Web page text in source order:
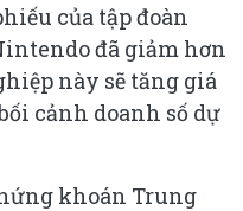
của tập đoàn
đã giảm hơn
này sẽ tăng giá
cảnh doanh số dự
khoán Trung